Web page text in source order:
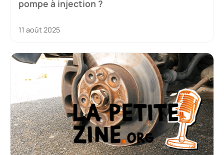
pompe à injection ?
11 août 2025